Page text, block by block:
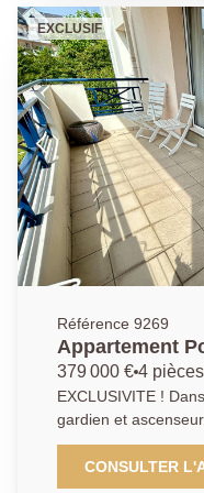
ouvrant sur un
d'une cuisine
chambre
de WC séparés. Une place de parking en sous-sol
sécurisé complète ce bien. Appartement
idéal premier achat ou
PRINCIPALE:
Y.B)
EXCLUSIF
Référence 9269
Appartement
379 000 € 4 pièces
EXCLUSIVITE !
gardien et
du Quartier de
parc de la
la gare de Poissy et
CONSULTER